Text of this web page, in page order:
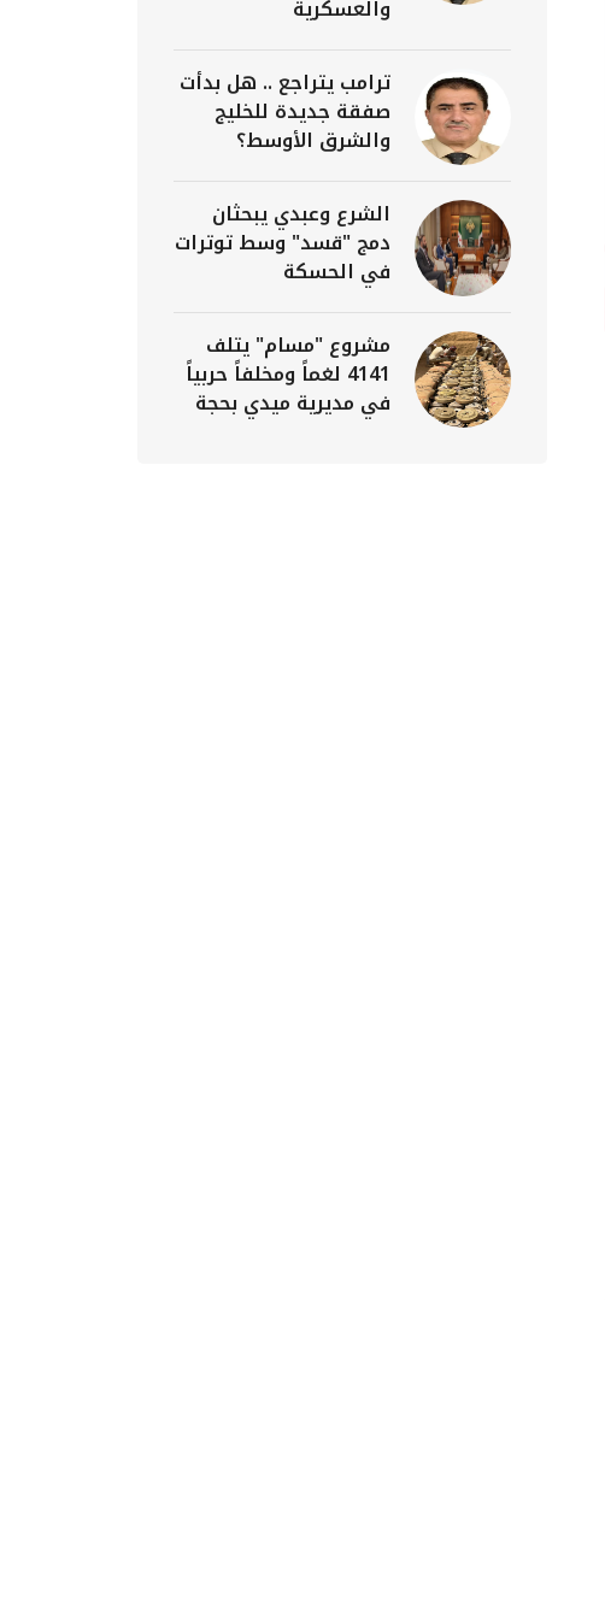
والعسكرية
ترامب يتراجع .. هل بدأت
صفقة جديدة للخليج
والشرق الأوسط؟
الشرع وعبدي يبحثان
دمج "قسد" وسط توترات
في الحسكة
مشروع "مسام" يتلف
4141 لغماً ومخلفاً حربياً
في مديرية ميدي بحجة